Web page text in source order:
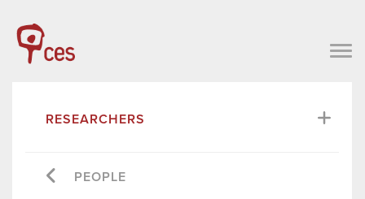
RESEARCHERS
PEOPLE